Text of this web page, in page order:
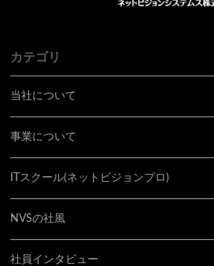
カテゴリ
当社について
事業について
ITスクール(ネットビジョンプロ)
NVSの社風
社員インタビュー